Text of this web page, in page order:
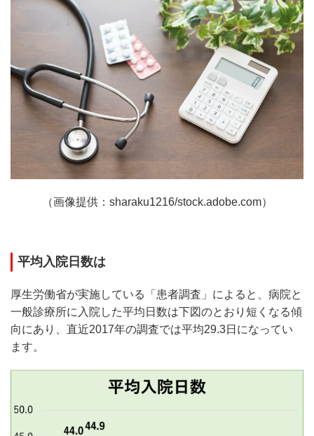
（画像提供：sharaku1216/stock.adobe.com）
平均入院日数は
厚生労働省が実施している「患者調査」によると、病院と
一般診療所に入院した平均日数は下図のとおり短くなる傾
向にあり、直近2017年の調査では平均29.3日になってい
ます。